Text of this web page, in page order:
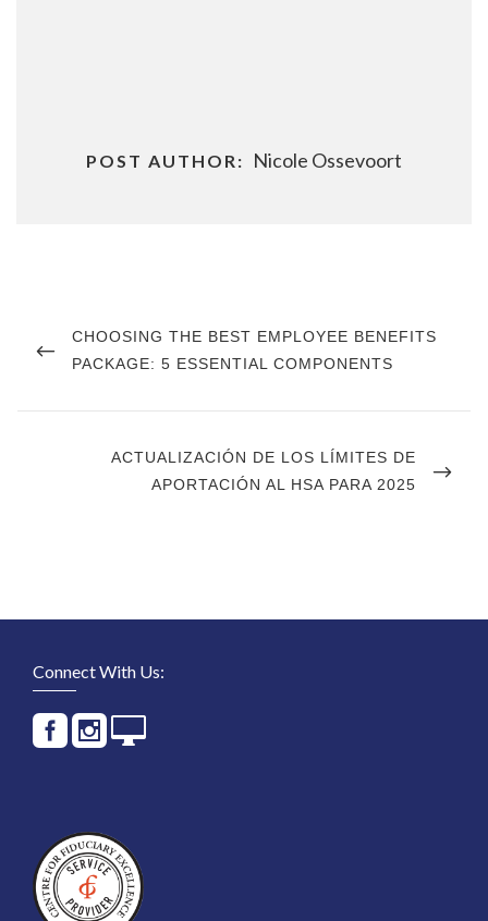
POST AUTHOR: Nicole Ossevoort
navigation
PREVIOUS
POST
CHOOSING THE BEST EMPLOYEE BENEFITS
PACKAGE: 5 ESSENTIAL COMPONENTS
NEXT
POST
ACTUALIZACIÓN DE LOS LÍMITES DE
APORTACIÓN AL HSA PARA 2025
Connect With Us: